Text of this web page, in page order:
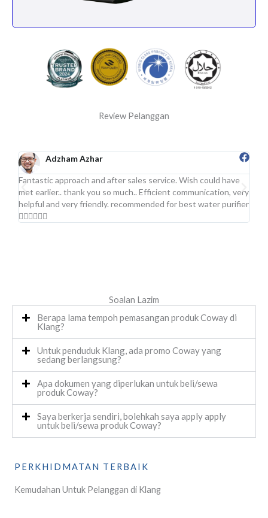
Review Pelanggan
Adzham Azhar
Fantastic approach and after sales service. Wish could have
met earlier.. thank you so much.. Efficient communication, very
helpful and very friendly. recommended for best water purifier
👍🏻👍🏻👍🏻
Soalan Lazim
Berapa lama tempoh pemasangan produk Coway di
Klang?
Untuk penduduk Klang, ada promo Coway yang
sedang berlangsung?
Apa dokumen yang diperlukan untuk beli/sewa
produk Coway?
Saya berkerja sendiri, bolehkah saya apply apply
untuk beli/sewa produk Coway?
PERKHIDMATAN TERBAIK
Kemudahan Untuk Pelanggan di Klang